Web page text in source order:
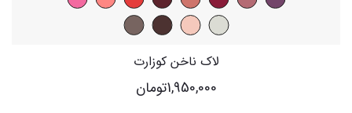
لاک ناخن کوزارت
1,950,000تومان